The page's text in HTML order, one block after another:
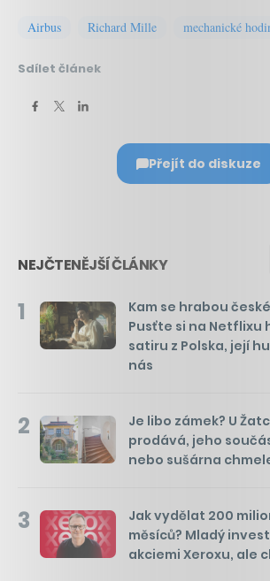
Airbus Richard Mille mechanické
Sdílet článek
Přejít do diskuze
NEJČTENĚJŠÍ ČLÁNKY
1
Kam se hrabou
Pusťte si na Netflixu
satiru z Polska, její
nás
2
Je libo zámek? U
prodává, jeho
nebo sušárna
3
Jak vydělat 200
měsíců? Mladý
akciemi Xeroxu, ale